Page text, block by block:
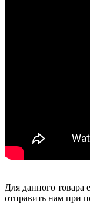
Для данного товара
отправить нам при